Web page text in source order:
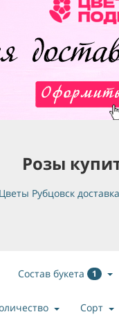
Розы
Цветы Рубцовск доставка
Состав букета 1
Сорт